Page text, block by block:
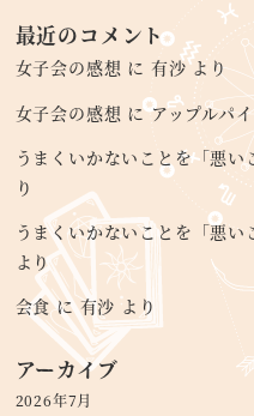
最近のコメント
女子会の感想 に 有沙より
女子会の感想 にアップルパイ
うまくいかないことを「悪い
り
うまくいかないことを「悪い
より
会食に有沙 より
アーカイブ
2026年7月